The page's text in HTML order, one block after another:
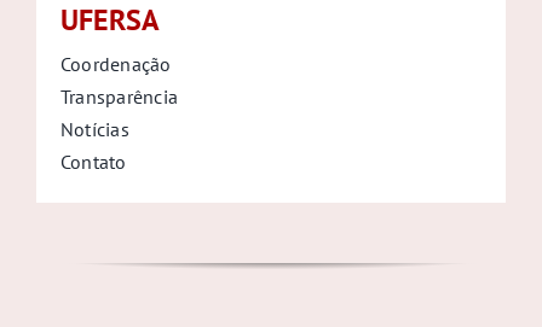
UFERSA
Coordenação
Transparência
Notícias
Contato